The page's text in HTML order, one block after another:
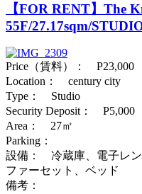
【FOR RENT】The
55F/27.17sqm/
Price（賃料）： P23,000
Location： century city
Type： Studio
Security Deposit： P5,000
Area： 27㎡
Parking：
設備： 冷蔵庫、電子レン
ファーセット、ベッド
備考：